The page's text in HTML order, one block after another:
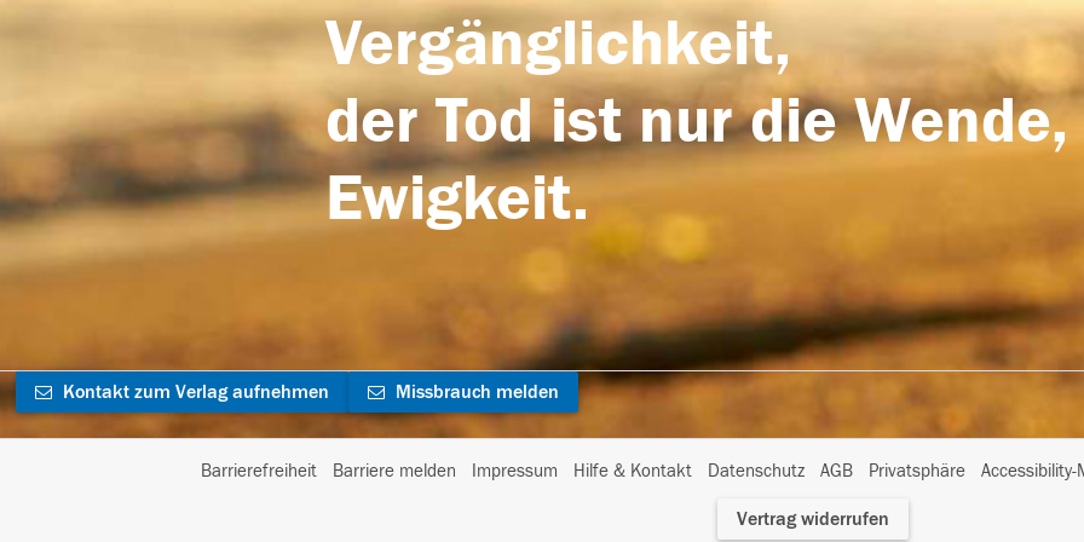
Vergänglichkeit,
der Tod ist nur die
Ewigkeit.
Kontakt zum Verlag aufnehmen Missbrauch melden
Barrierefreiheit Barriere melden Impressum Hilfe & Kontakt Datenschutz AGB Privatsphäre
I
Vertrag widerrufen